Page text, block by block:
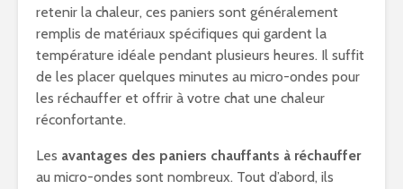
retenir la chaleur, ces paniers sont généralement
remplis de matériaux spécifiques qui gardent la
température idéale pendant plusieurs heures. Il suffit
de les placer quelques minutes au micro-ondes pour
les réchauffer et offrir à votre chat une chaleur
réconfortante.
Les avantages des paniers chauffants à réchauffer
au micro-ondes sont nombreux. Tout d’abord, ils